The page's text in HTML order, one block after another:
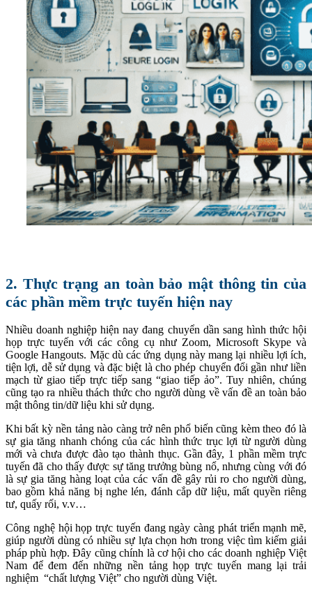
2. Thực trạng an toàn bảo mật thông tin của
các phần mềm trực tuyến hiện nay
Nhiều doanh nghiệp hiện nay đang chuyển dần sang hình thức hội
họp trực tuyến với các công cụ như Zoom, Microsoft Skype và
Google Hangouts. Mặc dù các ứng dụng này mang lại nhiều lợi ích,
tiện lợi, dễ sử dụng và đặc biệt là cho phép chuyển đổi gần như liền
mạch từ giao tiếp trực tiếp sang “giao tiếp ảo”. Tuy nhiên, chúng
cũng tạo ra nhiều thách thức cho người dùng về vấn đề an toàn bảo
mật thông tin/dữ liệu khi sử dụng.
Khi bất kỳ nền tảng nào càng trở nên phổ biến cũng kèm theo đó là
sự gia tăng nhanh chóng của các hình thức trục lợi từ người dùng
mới và chưa được đào tạo thành thục. Gần đây, 1 phần mềm trực
tuyến đã cho thấy được sự tăng trưởng bùng nổ, nhưng cùng với đó
là sự gia tăng hàng loạt của các vấn đề gây rủi ro cho người dùng,
bao gồm khả năng bị nghe lén, đánh cắp dữ liệu, mất quyền riêng
tư, quấy rối, v.v…
Công nghệ hội họp trực tuyến đang ngày càng phát triển mạnh mẽ,
giúp người dùng có nhiều sự lựa chọn hơn trong việc tìm kiếm giải
pháp phù hợp. Đây cũng chính là cơ hội cho các doanh nghiệp Việt
Nam để đem đến những nền tảng họp trực tuyến mang lại trải
nghiệm “chất lượng Việt” cho người dùng Việt.